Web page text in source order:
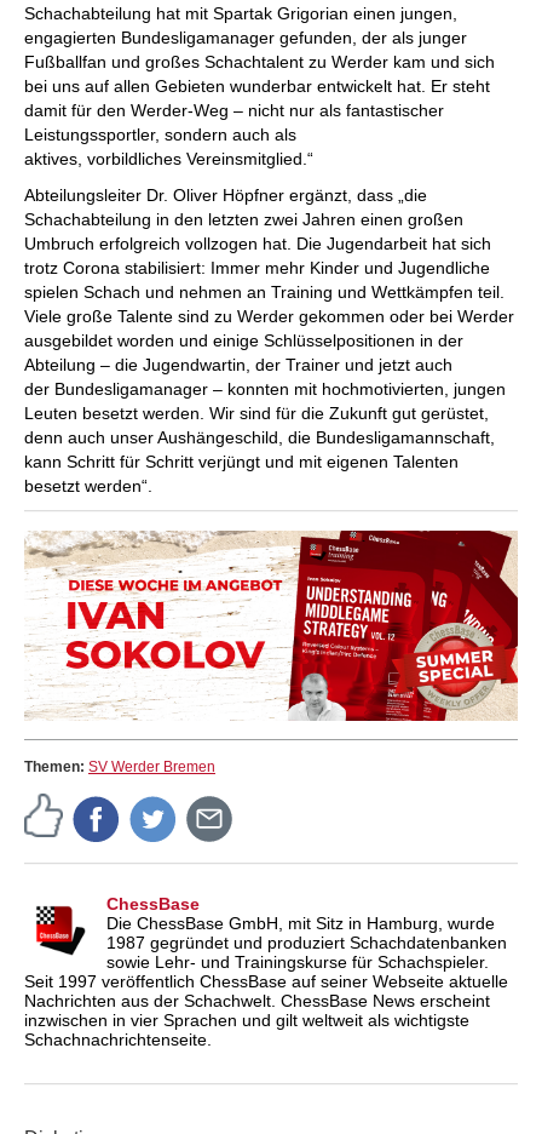
Schachabteilung hat mit Spartak Grigorian einen jungen,
engagierten Bundesligamanager gefunden, der als junger
Fußballfan und großes Schachtalent zu Werder kam und sich
bei uns auf allen Gebieten wunderbar entwickelt hat. Er steht
damit für den Werder-Weg – nicht nur als fantastischer
Leistungssportler, sondern auch als
aktives, vorbildliches Vereinsmitglied.“
Abteilungsleiter Dr. Oliver Höpfner ergänzt, dass „die
Schachabteilung in den letzten zwei Jahren einen großen
Umbruch erfolgreich vollzogen hat. Die Jugendarbeit hat sich
trotz Corona stabilisiert: Immer mehr Kinder und Jugendliche
spielen Schach und nehmen an Training und Wettkämpfen teil.
Viele große Talente sind zu Werder gekommen oder bei Werder
ausgebildet worden und einige Schlüsselpositionen in der
Abteilung – die Jugendwartin, der Trainer und jetzt auch
der Bundesligamanager – konnten mit hochmotivierten, jungen
Leuten besetzt werden. Wir sind für die Zukunft gut gerüstet,
denn auch unser Aushängeschild, die Bundesligamannschaft,
kann Schritt für Schritt verjüngt und mit eigenen Talenten
besetzt werden“.
Themen: SV Werder Bremen
ChessBase
Die ChessBase GmbH, mit Sitz in Hamburg, wurde
1987 gegründet und produziert Schachdatenbanken
sowie Lehr- und Trainingskurse für Schachspieler.
Seit 1997 veröffentlich ChessBase auf seiner Webseite aktuelle
Nachrichten aus der Schachwelt. ChessBase News erscheint
inzwischen in vier Sprachen und gilt weltweit als wichtigste
Schachnachrichtenseite.